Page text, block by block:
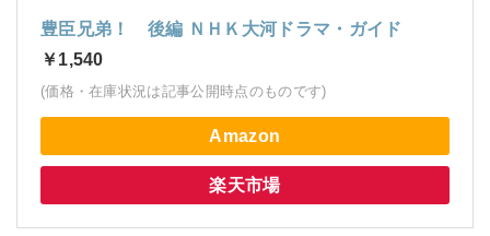
豊臣兄弟！ 後編 ＮＨＫ大河ドラマ・ガイド
￥1,540
(価格・在庫状況は記事公開時点のものです)
Amazon
楽天市場